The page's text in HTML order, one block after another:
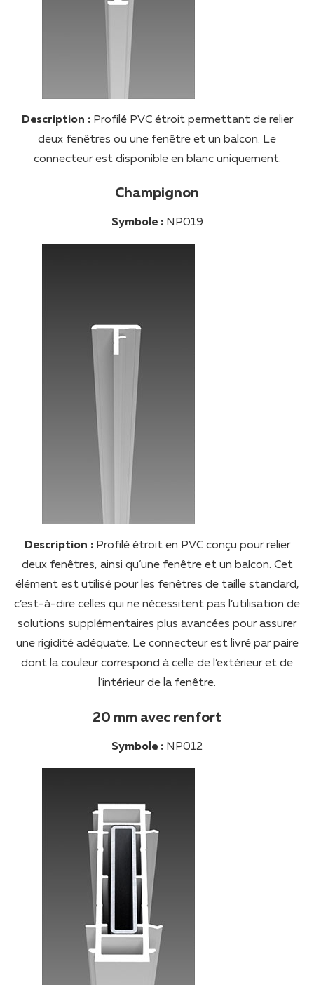
Description :Profilé PVC étroit permettant de relier
deux fenêtres ou une fenêtre et un balcon. Le
connecteur est disponible en blanc uniquement.
Champignon
Symbole :NP019
Description :Profilé étroit en PVC conçu pour relier
deux fenêtres, ainsi qu’une fenêtre et un balcon. Cet
élément est utilisé pour les fenêtres de taille standard,
c’est-à-dire celles qui ne nécessitent pas l’utilisation de
solutions supplémentaires plus avancées pour assurer
une rigidité adéquate. Le connecteur est livré par paire
dont la couleur correspond à celle de l’extérieur et de
l’intérieur de la fenêtre.
20 mm avec renfort
Symbole : NP012